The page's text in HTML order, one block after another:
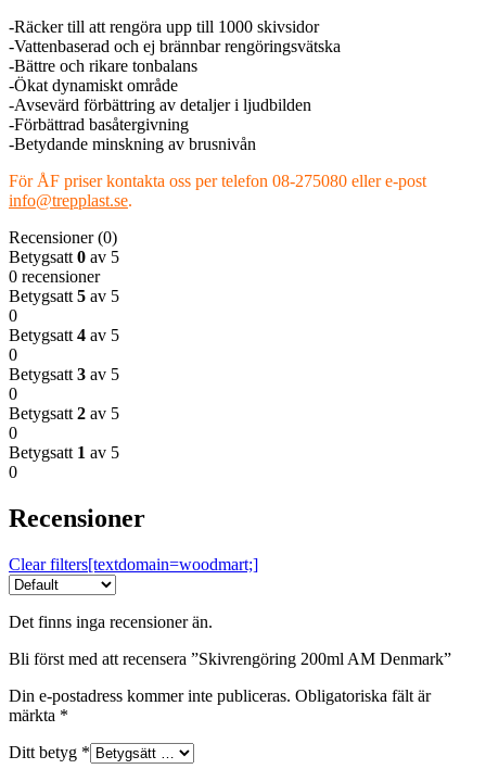
-Räcker till att rengöra upp till 1000 skivsidor
-Vattenbaserad och ej brännbar rengöringsvätska
-Bättre och rikare tonbalans
-Ökat dynamiskt område
-Avsevärd förbättring av detaljer i ljudbilden
-Förbättrad basåtergivning
-Betydande minskning av brusnivån
För ÅF priser kontakta oss per telefon 08-275080 eller e-post
info@trepplast.se.
Recensioner (0)
Betygsatt 0 av 5
0 recensioner
Betygsatt 5 av 5
0
Betygsatt 4 av 5
0
Betygsatt 3 av 5
0
Betygsatt 2 av 5
0
Betygsatt 1 av 5
0
Recensioner
Clear filters[textdomain=woodmart;]
Det finns inga recensioner än.
Bli först med att recensera ”Skivrengöring 200ml AM Denmark”
Din e-postadress kommer inte publiceras. Obligatoriska fält är
märkta *
Ditt betyg *